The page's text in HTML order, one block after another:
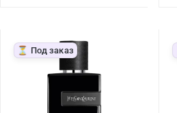
⏳ Под заказ